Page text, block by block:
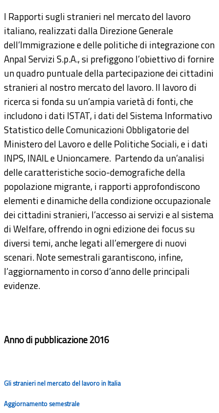
Progetti
Documenti
Bandi
Guide
I Rapporti sugli stranieri nel mercato del lavoro
italiano, realizzati dalla Direzione Generale
dell’Immigrazione e delle politiche di integrazione con
Anpal Servizi S.p.A., si prefiggono l’obiettivo di fornire
un quadro puntuale della partecipazione dei cittadini
stranieri al nostro mercato del lavoro. Il lavoro di
ricerca si fonda su un’ampia varietà di fonti, che
includono i dati ISTAT, i dati del Sistema Informativo
Statistico delle Comunicazioni Obbligatorie del
Ministero del Lavoro e delle Politiche Sociali, e i dati
INPS, INAIL e Unioncamere. Partendo da un’analisi
delle caratteristiche socio-demografiche della
popolazione migrante, i rapporti approfondiscono
elementi e dinamiche della condizione occupazionale
dei cittadini stranieri, l’accesso ai servizi e al sistema
di Welfare, offrendo in ogni edizione dei focus su
diversi temi, anche legati all’emergere di nuovi
scenari. Note semestrali garantiscono, infine,
l’aggiornamento in corso d’anno delle principali
evidenze.
Anno di pubblicazione 2016
Gli stranieri nel mercato del lavoro in Italia
Aggiornamento semestrale